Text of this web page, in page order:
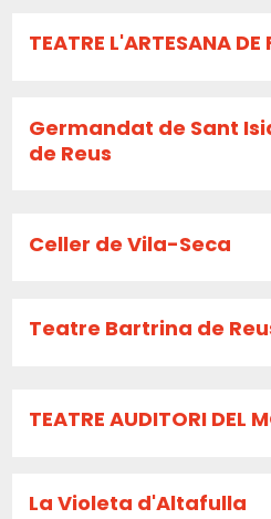
TEATRE L'ARTESANA DE
Germandat de Sant
de Reus
Celler de Vila-Seca
Teatre Bartrina de
TEATRE AUDITORI DEL
La Violeta d'Altafulla